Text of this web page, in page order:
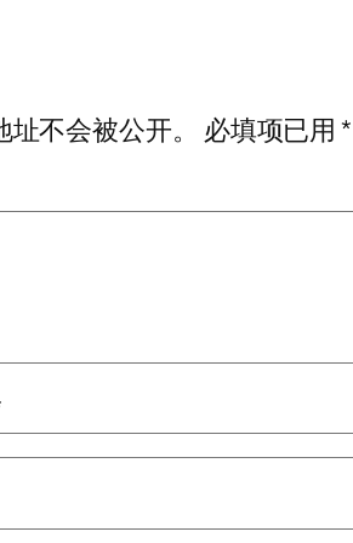
不会被公开。
必填项已用*